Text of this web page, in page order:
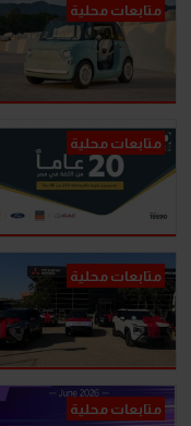
متابعات محلية
متابعات محلية
متابعات محلية
متابعات محلية